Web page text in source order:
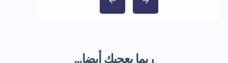
ربما يعجبك أيضا...